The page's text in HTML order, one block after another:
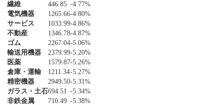
繊維
446.85 -4.77%
電気機器
1265.66-4.80%
サービス
1033.99-4.86%
不動産
1346.78-4.87%
ゴム
2267.04-5.06%
輸送用機器
2379.99-5.20%
医薬
1579.87-5.26%
倉庫・運輸
1211.34-5.27%
精密機器
2949.50-5.31%
ガラス・土石694.51 -5.34%
非鉄金属
710.49 -5.38%